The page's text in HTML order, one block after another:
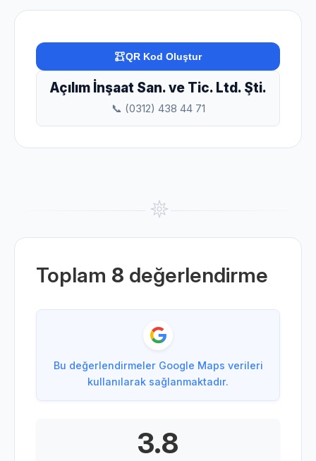
QR Kod Oluştur
Açılım İnşaat San. ve Tic. Ltd. Şti.
📞 (0312) 438 44 71
Toplam 8 değerlendirme
Bu değerlendirmeler Google Maps verileri
kullanılarak sağlanmaktadır.
3.8